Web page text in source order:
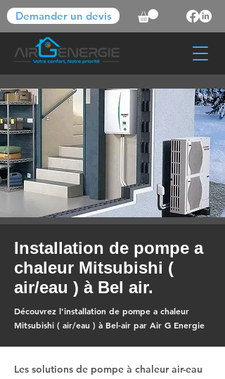
Demander un devis
Installation de pompe a
chaleur Mitsubishi (
air/eau ) à Bel air.
Découvrez l'installation de pompe a chaleur
Mitsubishi ( air/eau ) à Bel-air par Air G Energie
Les solutions de pompe à chaleur air-eau